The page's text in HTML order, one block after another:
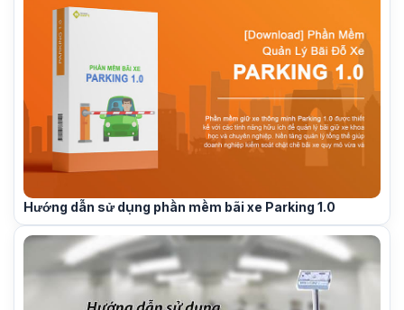
Hướng dẫn sử dụng phần mềm bãi xe Parking 1.0